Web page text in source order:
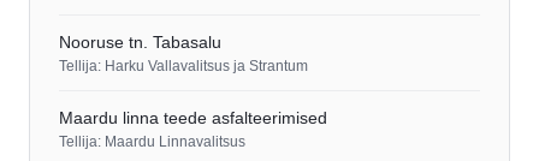
Nooruse tn. Tabasalu
Tellija: Harku Vallavalitsus ja Strantum
Maardu linna teede asfalteerimised
Tellija: Maardu Linnavalitsus